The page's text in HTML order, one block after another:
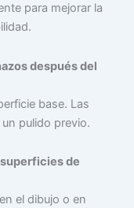
para mejorar la
después del
base. Las
pulido previo.
de
el dibujo o en